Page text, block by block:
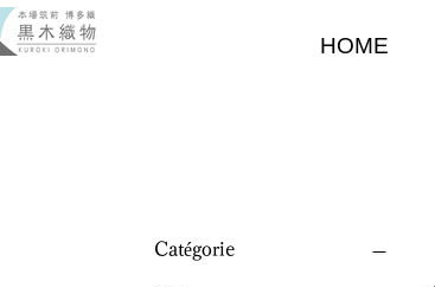
HOME
Catégorie